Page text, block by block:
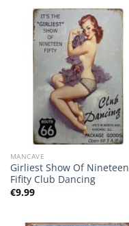
MANCAVE
Girliest Show Of Nineteen
Fifity Club Dancing
€9.99